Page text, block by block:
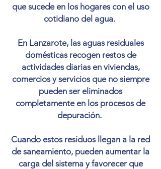
que sucede en los hogares con el uso
cotidiano del agua.
En Lanzarote, las aguas residuales
domésticas recogen restos de
actividades diarias en viviendas,
comercios y servicios que no siempre
pueden ser eliminados
completamente en los procesos de
depuración.
Cuando estos residuos llegan a la red
de saneamiento, pueden aumentar la
carga del sistema y favorecer que